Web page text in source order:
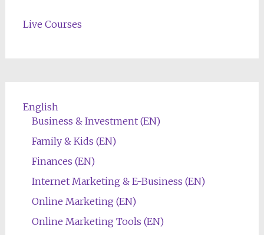
Live Courses
English
Business & Investment (EN)
Family & Kids (EN)
Finances (EN)
Internet Marketing & E-Business (EN)
Online Marketing (EN)
Online Marketing Tools (EN)